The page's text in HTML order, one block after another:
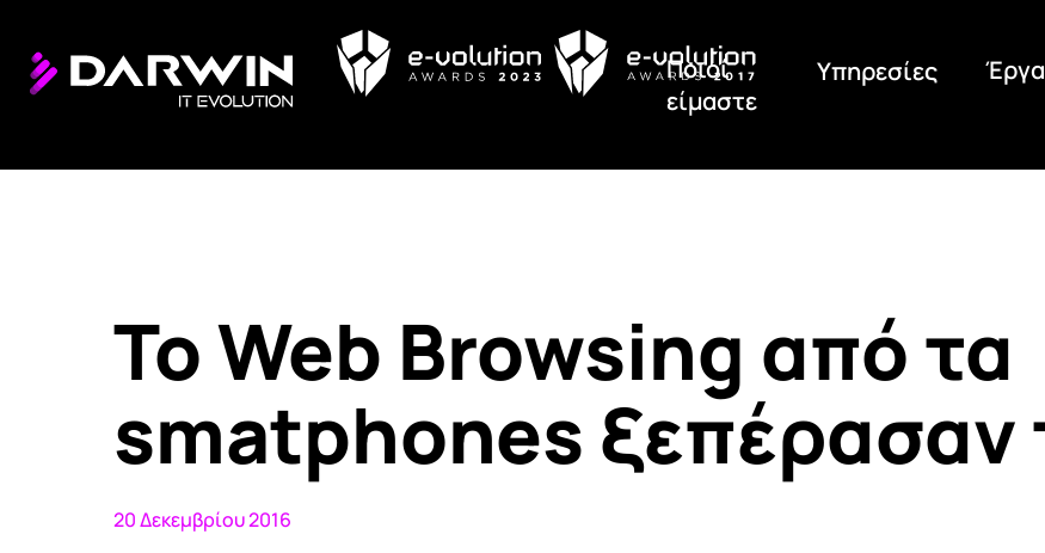
Έργα
Υπηρεσίες
Ποιοί
είμαστε
Το Web Browsing από τα
smatphones ξεπέρασαν
20 Δεκεμβρίου 2016